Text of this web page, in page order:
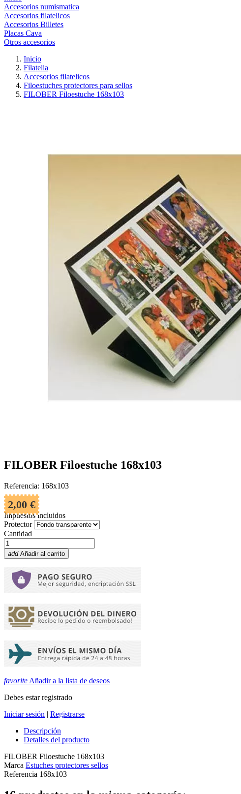
Accesorios numismatica
Accesorios filatelicos
Accesorios Billetes
Placas Cava
Otros accesorios
Inicio
Filatelia
Accesorios filatelicos
Filoestuches protectores para sellos
FILOBER Filoestuche 168x103
FILOBER Filoestuche 168x103
Referencia: 168x103
2,00 €
Impuestos incluidos
Protector
Cantidad
add Añadir al carrito
favorite Añadir a la lista de deseos
Debes estar registrado
Iniciar sesión | Registrarse
Descripción
Detalles del producto
FILOBER Filoestuche 168x103
Marca Estuches protectores sellos
Referencia 168x103